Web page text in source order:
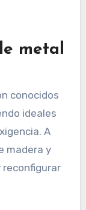
metal
conocidos
ideales
A
madera y
reconfigurar